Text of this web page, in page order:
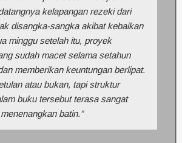
kelapangan rezeki dari
disangka-sangka akibat kebaikan
minggu setelah itu, proyek
sudah macet selama setahun
memberikan keuntungan berlipat.
atau bukan, tapi struktur
buku tersebut terasa sangat
batin.”